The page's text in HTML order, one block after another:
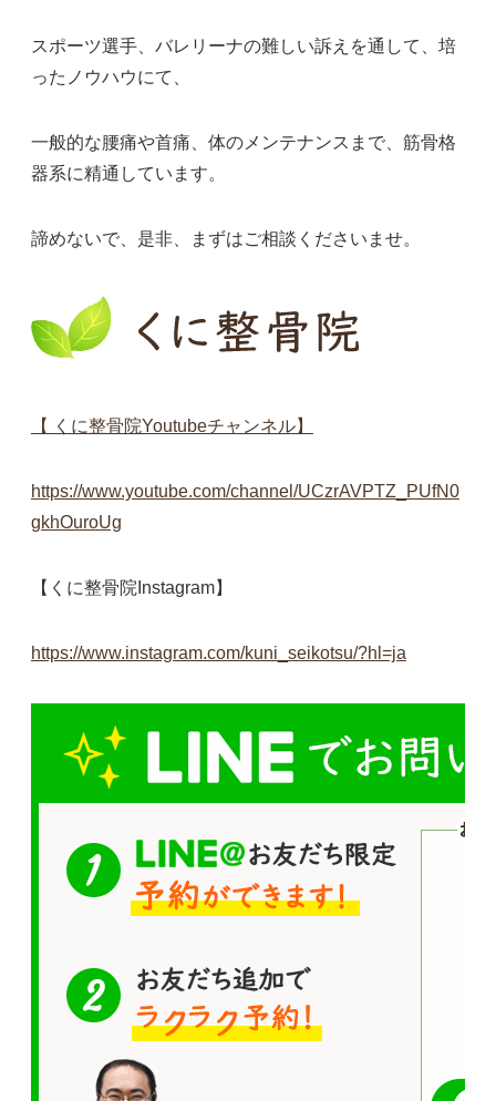
スポーツ選手、バレリーナの難しい訴えを通して、培
ったノウハウにて、
一般的な腰痛や首痛、体のメンテナンスまで、筋骨格
器系に精通しています。
諦めないで、是非、まずはご相談くださいませ。
【 くに整骨院Youtubeチャンネル】
https://www.youtube.com/channel/UCzrAVPTZ_PUfN0
gkhOuroUg
【くに整骨院Instagram】
https://www.instagram.com/kuni_seikotsu/?hl=ja